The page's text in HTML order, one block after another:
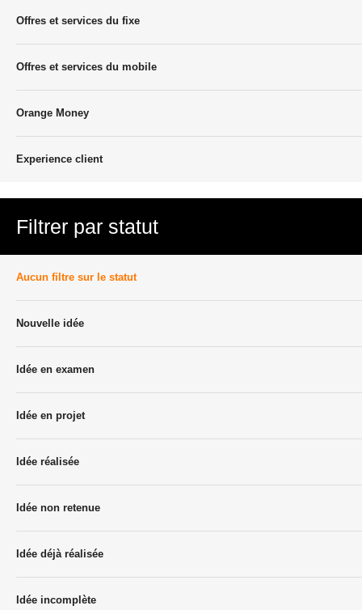
Offres et services du fixe
Offres et services du mobile
Orange Money
Experience client
Filtrer par statut
Aucun filtre sur le statut
Nouvelle idée
Idée en examen
Idée en projet
Idée réalisée
Idée non retenue
Idée déjà réalisée
Idée incomplète